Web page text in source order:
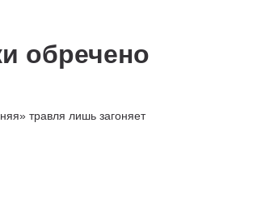
обречено
травля лишь загоняет